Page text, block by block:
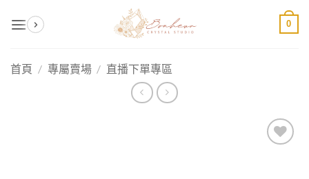
0
首頁 / 專屬賣場 / 直播下單專區